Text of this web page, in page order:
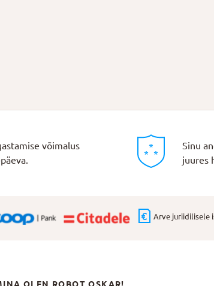
võimalus
Sinu
juures
Arve juriidilisele
OLEN ROBOT OSKAR!